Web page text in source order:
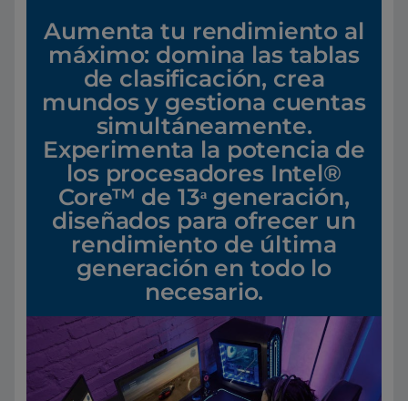
Aumenta tu rendimiento al
máximo: domina las tablas
de clasificación, crea
mundos y gestiona cuentas
simultáneamente.
Experimenta la potencia de
los procesadores Intel®
Core™ de 13ᵃ generación,
diseñados para ofrecer un
rendimiento de última
generación en todo lo
necesario.